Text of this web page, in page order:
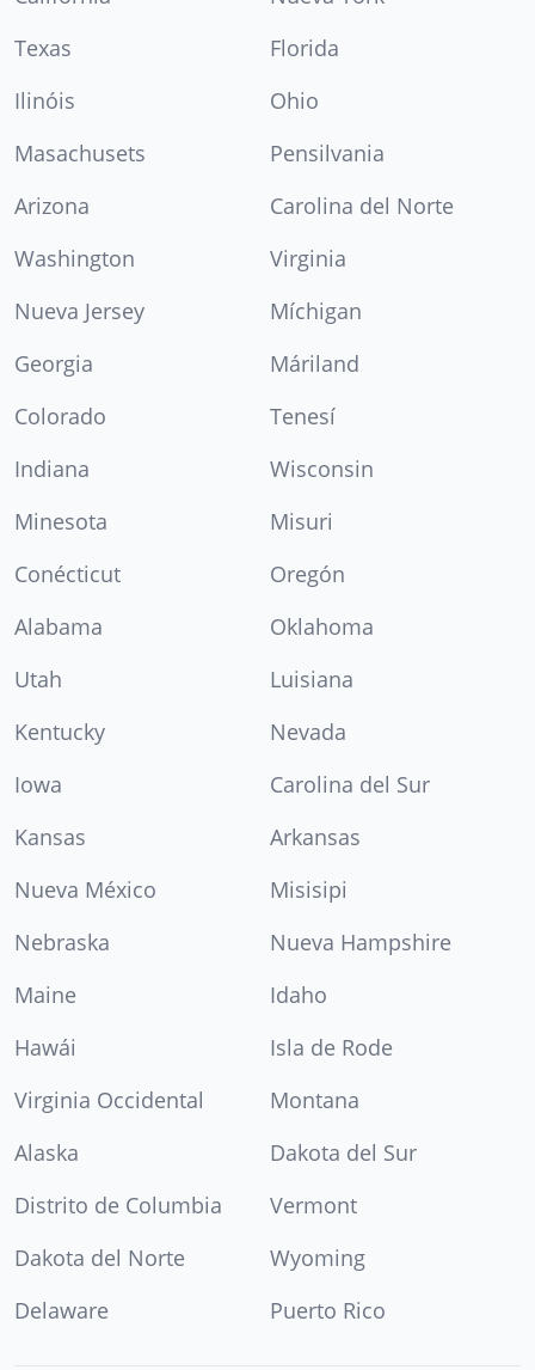
Texas
Florida
Ilinóis
Ohio
Masachusets
Pensilvania
Arizona
Carolina del Norte
Washington
Virginia
Nueva Jersey
Míchigan
Georgia
Máriland
Colorado
Tenesí
Indiana
Wisconsin
Minesota
Misuri
Conécticut
Oregón
Alabama
Oklahoma
Utah
Luisiana
Kentucky
Nevada
Iowa
Carolina del Sur
Kansas
Arkansas
Nueva México
Misisipi
Nebraska
Nueva Hampshire
Maine
Idaho
Hawái
Isla de Rode
Virginia Occidental
Montana
Alaska
Dakota del Sur
Distrito de Columbia
Vermont
Dakota del Norte
Wyoming
Delaware
Puerto Rico